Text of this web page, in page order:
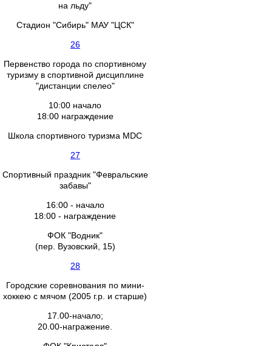
на льду"
Стадион "Сибирь" МАУ "ЦСК"
26
Первенство города по спортивному
туризму в спортивной дисциплине
"дистанции спелео"
10:00 начало
18:00 награждение
Школа спортивного туризма MDC
27
Спортивный праздник "Февральские
забавы"
16:00 - начало
18:00 - награждение
ФОК "Водник"
(пер. Вузовский, 15)
28
Городские соревнования по мини-
хоккею с мячом (2005 г.р. и старше)
17.00-начало;
20.00-награжение.